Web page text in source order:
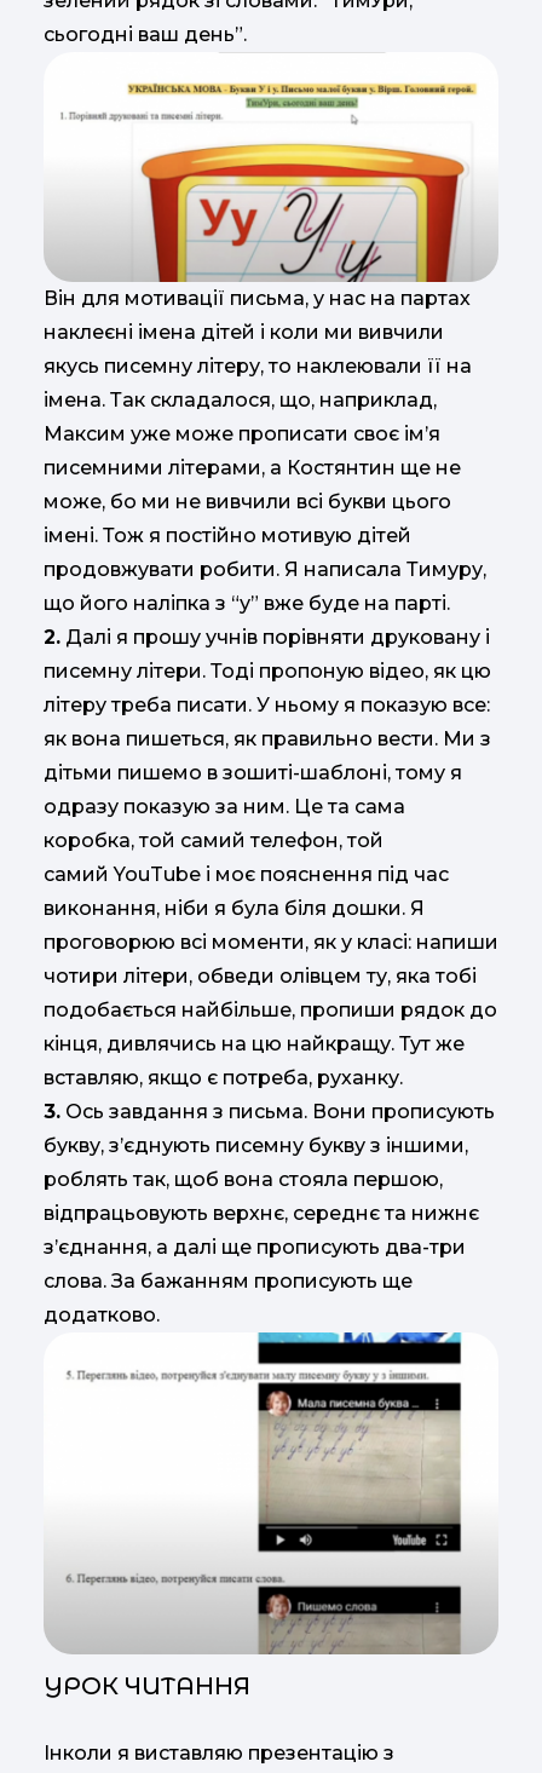
сьогодні ваш день”.
Він для мотивації письма, у нас на партах
наклеєні імена дітей і коли ми вивчили
якусь писемну літеру, то наклеювали її на
імена. Так складалося, що, наприклад,
Максим уже може прописати своє ім’я
писемними літерами, а Костянтин ще не
може, бо ми не вивчили всі букви цього
імені. Тож я постійно мотивую дітей
продовжувати робити. Я написала Тимуру,
що його наліпка з “у” вже буде на парті.
2. Далі я прошу учнів порівняти друковану і
писемну літери. Тоді пропоную відео, як цю
літеру треба писати. У ньому я показую все:
як вона пишеться, як правильно вести. Ми з
дітьми пишемо в зошиті-шаблоні, тому я
одразу показую за ним. Це та сама
коробка, той самий телефон, той
самий YouTube і моє пояснення під час
виконання, ніби я була біля дошки. Я
проговорюю всі моменти, як у класі: напиши
чотири літери, обведи олівцем ту, яка тобі
подобається найбільше, пропиши рядок до
кінця, дивлячись на цю найкращу. Тут же
вставляю, якщо є потреба, руханку.
3. Ось завдання з письма. Вони прописують
букву, з’єднують писемну букву з іншими,
роблять так, щоб вона стояла першою,
відпрацьовують верхнє, середнє та нижнє
з’єднання, а далі ще прописують два-три
слова. За бажанням прописують ще
додатково.
УРОК ЧИТАННЯ
Інколи я виставляю презентацію з